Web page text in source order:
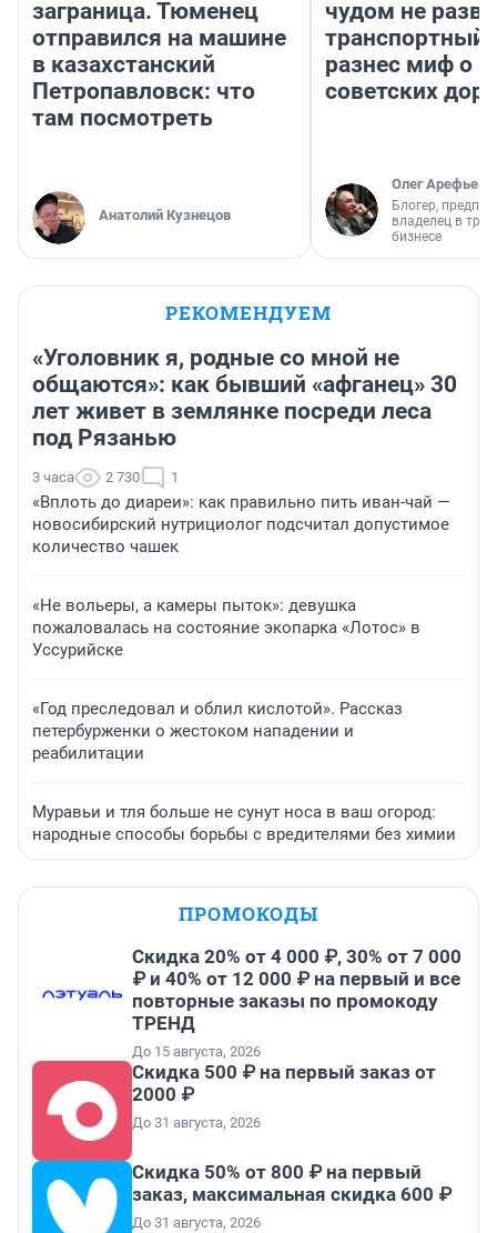
заграница. Тюменец
отправился на машине
в казахстанский
Петропавловск: что
там посмотреть
Анатолий Кузнецов
чудом не
транспортный
разнес миф о
советских
Олег Арефьев
Блогер,
владелец в
бизнесе
РЕКОМЕНДУЕМ
«Уголовник я, родные со мной не
общаются»: как бывший «афганец» 30
лет живет в землянке посреди леса
под Рязанью
3 часа 2 730 1
«Вплоть до диареи»: как правильно пить иван-чай —
новосибирский нутрициолог подсчитал допустимое
количество чашек
«Не вольеры, а камеры пыток»: девушка
пожаловалась на состояние экопарка «Лотос» в
Уссурийске
«Год преследовал и облил кислотой». Рассказ
петербурженки о жестоком нападении и
реабилитации
Муравьи и тля больше не сунут носа в ваш огород:
народные способы борьбы с вредителями без химии
ПРОМОКОДЫ
Скидка 20% от 4 000 ₽, 30% от 7 000
₽ и 40% от 12 000 ₽ на первый и все
повторные заказы по промокоду
ТРЕНД
До 15 августа, 2026
Скидка 500 ₽ на первый заказ от
2000 ₽
До 31 августа, 2026
Скидка 50% от 800 ₽ на первый
заказ, максимальная скидка 600 ₽
До 31 августа, 2026